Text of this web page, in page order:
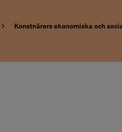
Konstnärers ekonomiska och